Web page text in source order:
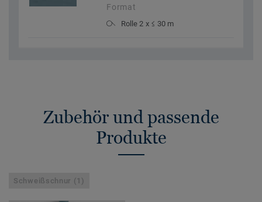
Format
Rolle 2 x ≤ 30 m
Zubehör und passende
Produkte
Schweißschnur (1)